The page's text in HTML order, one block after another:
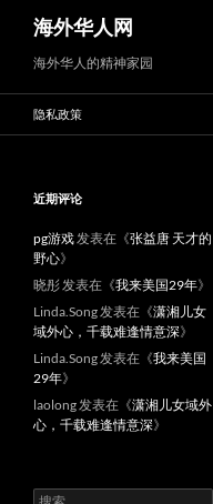
海外华人网
海外华人的精神家园
隐私政策
近期评论
pg游戏发表在《张益唐 天才的
野心》
晓彤发表在《我来美国29年》
Linda.Song发表在《潇湘儿女
域外心，千载难逢情意深》
Linda.Song发表在《我来美国
29年》
laolong发表在《潇湘儿女域外
心，千载难逢情意深》
搜